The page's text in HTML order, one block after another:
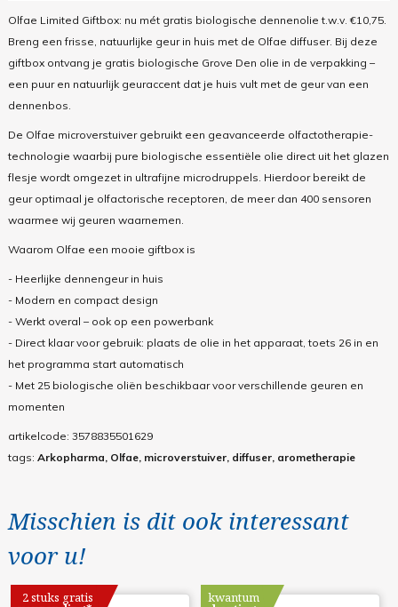
Olfae Limited Giftbox: nu mét gratis biologische dennenolie t.w.v. €10,75.
Breng een frisse, natuurlijke geur in huis met de Olfae diffuser. Bij deze
giftbox ontvang je gratis biologische Grove Den olie in de verpakking –
een puur en natuurlijk geuraccent dat je huis vult met de geur van een
dennenbos.
De Olfae microverstuiver gebruikt een geavanceerde olfactotherapie-
technologie waarbij pure biologische essentiële olie direct uit het glazen
flesje wordt omgezet in ultrafijne microdruppels. Hierdoor bereikt de
geur optimaal je olfactorische receptoren, de meer dan 400 sensoren
waarmee wij geuren waarnemen.
Waarom Olfae een mooie giftbox is
- Heerlijke dennengeur in huis
- Modern en compact design
- Werkt overal – ook op een powerbank
- Direct klaar voor gebruik: plaats de olie in het apparaat, toets 26 in en
het programma start automatisch
- Met 25 biologische oliën beschikbaar voor verschillende geuren en
momenten
artikelcode: 3578835501629
tags: Arkopharma, Olfae, microverstuiver, diffuser, arometherapie
Misschien is dit ook interessant
voor u!
2 stuks gratis kwantum